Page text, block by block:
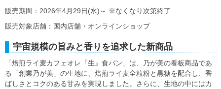
販売期間：2026年4月29日(水)～ ※なくなり次第終了
販売対象店舗：国内店舗・オンラインショップ
宇宙規模の旨みと香りを追求した新商品
「焙煎ライ麦カフェオレ『生』食パン」は、乃が美の看板商品であ
る「創業乃が美」の生地に、焙煎ライ麦全粒粉と黒糖を配合し、香
ばしさとコクのある甘みを実現しました。さらに、生地の中にはカ